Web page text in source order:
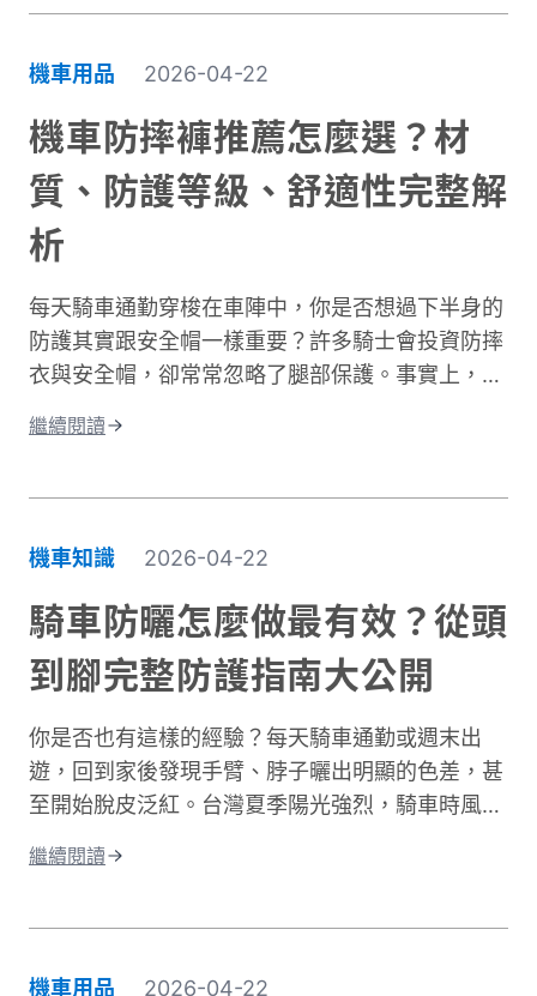
機車用品 2026-04-22
機車防摔褲推薦怎麼選？材
質、防護等級、舒適性完整解
析
每天騎車通勤穿梭在車陣中，你是否想過下半身的
防護其實跟安全帽一樣重要？許多騎士會投資防摔
衣與安全帽，卻常常忽略了腿部保護。事實上，大
據交通部統計，機車事故傷亡中，頭部仍是最高致
部位。專業的機車防摔褲內建護膝、採用耐磨材
質，能在摔車瞬間提供關鍵保護。這與一般牛仔褲
或休閒褲有著根本性的差異。在台灣這個機車密度
極高的環境中，道路狀況複雜、天氣多變。突然下
雨導致路面濕滑、緊急煞車、車流密集，都讓騎士
型，更是守護生命的投資。本文將深入解析機車防
摔褲的防護原理、材質差異、CE認證標準，以及
如何根據通勤或長途需求進行防摔褲選購。讓你找
到兼顧安全、舒適與預算的理想選擇。
繼續閱讀
機車知識 2026-04-22
騎車防曬怎麼做最有效？從頭
到腳完整防護指南大公開
你是否也有這樣的經驗？每天騎車通勤或週末出
遊，回到家後發現手臂、脖子曬出明顯的色差，甚
至開始脫皮泛紅。台灣夏季陽光強烈，騎車時風吹
少。許多人以為騎車防曬只是愛美的選擇，其實這
下來容易造成曬傷、曬黑，甚至加速肌膚老化。別
繼續閱讀
機車用品 2026-04-22